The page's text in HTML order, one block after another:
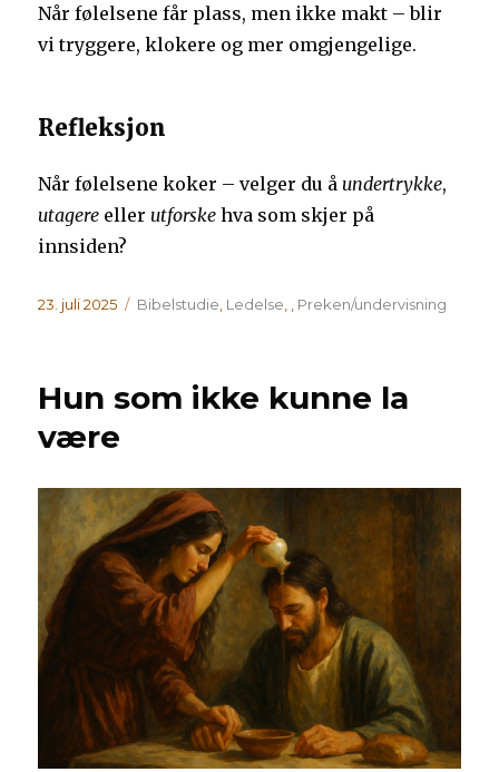
Når følelsene får plass, men ikke makt – blir
vi tryggere, klokere og mer omgjengelige.
Refleksjon
Når følelsene koker – velger du å undertrykke,
utagere eller utforske hva som skjer på
innsiden?
Publisert
23. juli 2025 Kategorier
Bibelstudie Ledelse Preken/undervisning
Hun som ikke kunne la
være